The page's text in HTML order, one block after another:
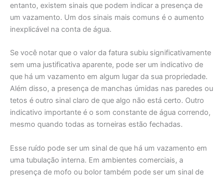
entanto, existem sinais que podem indicar a presença de
um vazamento. Um dos sinais mais comuns é o aumento
inexplicável na conta de água.
Se você notar que o valor da fatura subiu significativamente
sem uma justificativa aparente, pode ser um indicativo de
que há um vazamento em algum lugar da sua propriedade.
Além disso, a presença de manchas úmidas nas paredes ou
tetos é outro sinal claro de que algo não está certo. Outro
indicativo importante é o som constante de água correndo,
mesmo quando todas as torneiras estão fechadas.
Esse ruído pode ser um sinal de que há um vazamento em
uma tubulação interna. Em ambientes comerciais, a
presença de mofo ou bolor também pode ser um sinal de